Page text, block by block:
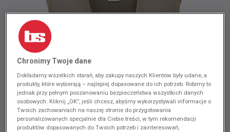
Chronimy Twoje dane
Dokładamy wszelkich starań, aby zakupy naszych Klientów były udane, a
produkty, które wybierają – najlepiej dopasowane do ich potrzeb. Robimy to
jednak przy pełnym poszanowaniu bezpieczeństwa wszystkich danych
osobowych. Kliknij „OK”, jeśli chcesz, abyśmy wykorzystywali informacje o
Twoich zachowaniach na naszej stronie do przygotowania
personalizowanych specjalnie dla Ciebie treści, w tym rekomendacji
produktów dopasowanych do Twoich potrzeb i zainteresowań,